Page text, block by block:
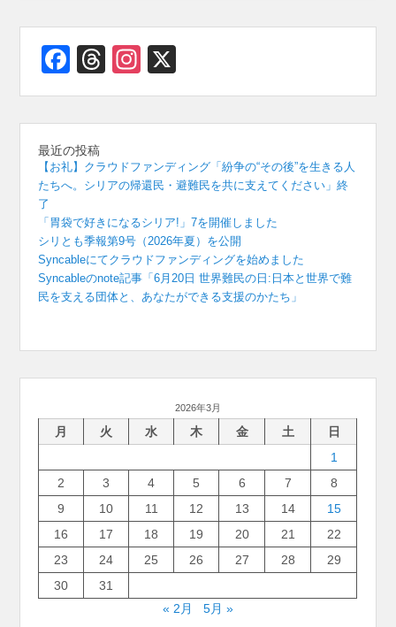
Facebook
Threads
Instagram
最近の投稿
【お礼】クラウドファンディング「紛争の“その後”を生きる人
たちへ。シリアの帰還民・避難民を共に支えてください」終
了
「胃袋で好きになるシリア!」7を開催しました
シリとも季報第9号（2026年夏）を公開
Syncableにてクラウドファンディングを始めました
Syncableのnote記事「6月20日 世界難民の日:日本と世界で難
民を支える団体と、あなたができる支援のかたち」
2026年3月
月 火 水 木 金 土
日
1
2
3 4 5 6 7
8
9
10 11 12 13 14
15
16
17 18 19 20 21
22
23
24 25 26 27 28
29
30
31
« 2月
5月 »